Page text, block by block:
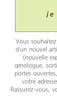
je
Vous
d'un nouvel
(nouvelle
œnologue,
portes
votre
Rassurez-vous,